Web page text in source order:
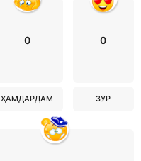
0
ҲАМДАРДАМ
0
ЗУР